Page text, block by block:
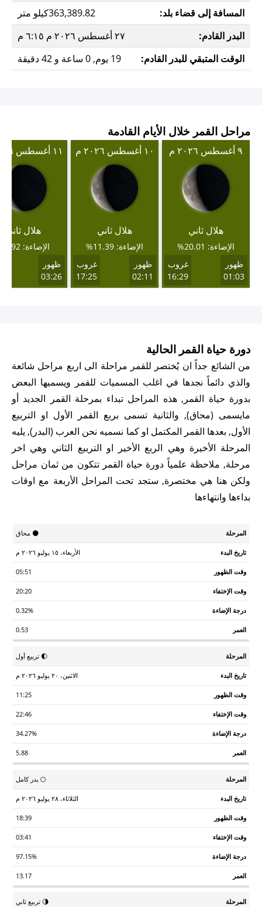
المسافة إلى قضاء بلد:
363,389.82كيلو متر
البدر القادم:
٢٧ أغسطس ٢٠٢٦ م ٦:١٥ م
الوقت المتبقي للبدر القادم:
19 يوم, 0 ساعة و 42 دقيقة
مراحل القمر خلال الأيام القادمة
٩ أغسطس ٢٠٢٦ م
هلال ثاني
الإضاءة: 20.01%
ظهور
01:03
غروب
16:29
١٠ أغسطس ٢٠٢٦ م
هلال ثاني
الإضاءة: 11.39%
ظهور
02:11
غروب
17:25
١١ أغسطس ٢٠٢٦ م
هلال ثاني
الإضاءة: 4.92%
ظهور
03:26
دورة حياة القمر الحالية
من الشائع جداً ان يُختصر للقمر مراحلة الى اربع مراحل شائعة
والذي دائماً نجدها في اغلب المسميات للقمر ويسميها البعض
بدورة حياة القمر, هذه المراحل تبداء بمرحلة القمر الجديد أو
مايسمى (محاق), والثانية تسمى بربع القمر الأول او التربيع
الأول, بعدها القمر المكتمل او كما نسميه نحن العرب (البدر), يليه
المرحلة الأخيرة وهي الربع الأخير او التربيع الثاني وهي اخر
مرحلة, ملاحظة علمياً دورة حياة القمر تتكون من ثمان مراحل
ولكن هنا هي مختصرة, ستجد تحت المراحل الأربعة مع اوقات
بداءها وانتهاءها
🌑 محاق
الأربعاء، ١٥ يوليو ٢٠٢٦ م
05:51
20:20
0.32%
0.53
🌓 تربيع أول
الاثنين، ٢٠ يوليو ٢٠٢٦ م
11:25
22:46
34.27%
5.88
🌕 بدر كامل
الثلاثاء، ٢٨ يوليو ٢٠٢٦ م
18:39
03:41
97.15%
13.17
🌗 تربيع ثاني